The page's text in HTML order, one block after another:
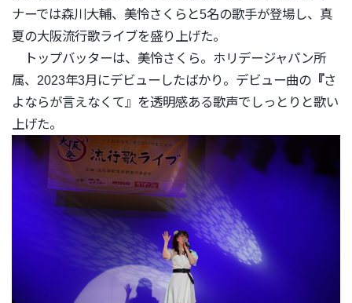
ナーでは森川大輔、美怜さくらと5名の歌手が登場し、 真
夏の大阪流行歌ライブを盛り上げた。
トップバッターは、美怜さくら。ホリデージャパン所
属、 2023年3月にデビューしたばかり。デビュー曲の『さ
よならが言えなくて』を透明感ある歌声でしっとりと歌い
上げた。